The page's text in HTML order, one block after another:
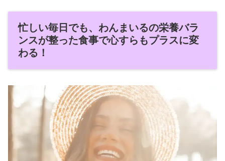
忙しい毎日でも、わんまいるの栄養バラ
ンスが整った食事で心すらもプラスに変
わる！